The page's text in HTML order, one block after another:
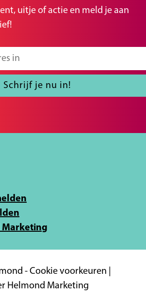
uitje of actie en meld je aan
Schrijf je nu in!
Marketing
- Cookie voorkeuren
Helmond Marketing